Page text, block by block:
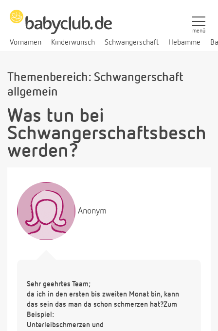
Vornamen Kinderwunsch Schwangerschaft Hebamme
menü
Themenbereich: Schwangerschaft
allgemein
Was tun bei
Schwangerschaftsbesch
werden?
Anonym
Sehr geehrtes Team;
da ich in den ersten bis zweiten Monat bin, kann
das sein das man da schon schmerzen hat?Zum
Beispiel:
Unterleibschmerzen und